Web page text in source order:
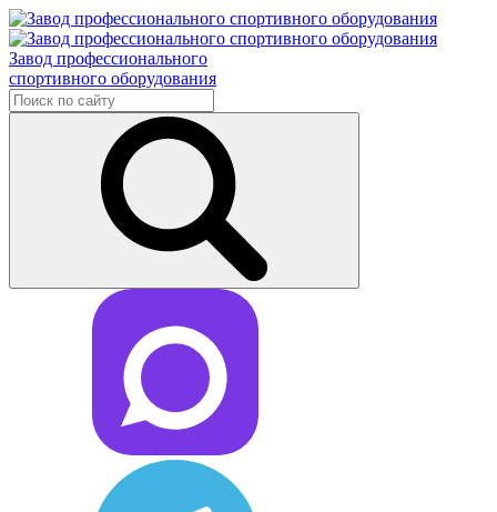
Завод профессионального
спортивного оборудования